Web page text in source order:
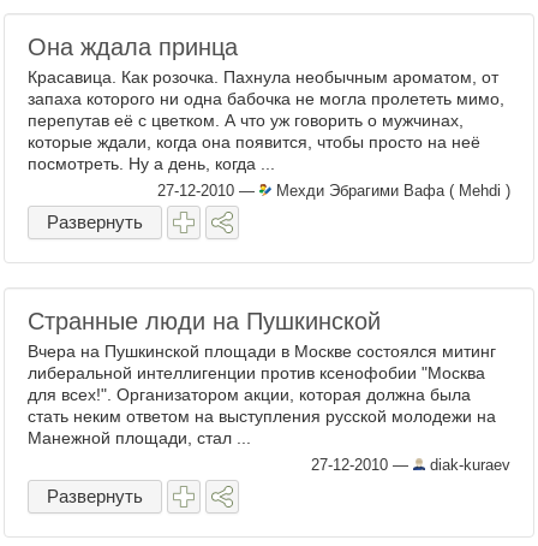
Она ждала принца
Красавица. Как розочка. Пахнула необычным ароматом, от
запаха которого ни одна бабочка не могла пролететь мимо,
перепутав её с цветком. А что уж говорить о мужчинах,
которые ждали, когда она появится, чтобы просто на неё
посмотреть. Ну а день, когда ...
27-12-2010 — Мехди Эбрагими Вафа ( Mehdi )
Развернуть
Странные люди на Пушкинской
Вчера на Пушкинской площади в Москве состоялся митинг
либеральной интеллигенции против ксенофобии "Москва
для всех!". Организатором акции, которая должна была
стать неким ответом на выступления русской молодежи на
Манежной площади, стал ...
27-12-2010 — diak-kuraev
Развернуть